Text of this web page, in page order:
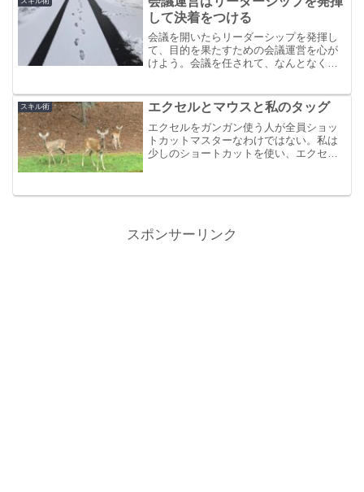
して決着をつける
会議を開いたらリーダーシップを発揮し
て、目的を果たすための会議運営を心が
けよう。会議を任されて、なんとなく会
るスキルをつけてキャリアの道を伸ばし
ていこう。
スキル術 エクセルとマウスと私のタッグ
エクセルをガンガン使う人が全員ショッ
トカットマスターなわけではない。私は
少しのショートカットを使い、エクセル
スポンサーリンク